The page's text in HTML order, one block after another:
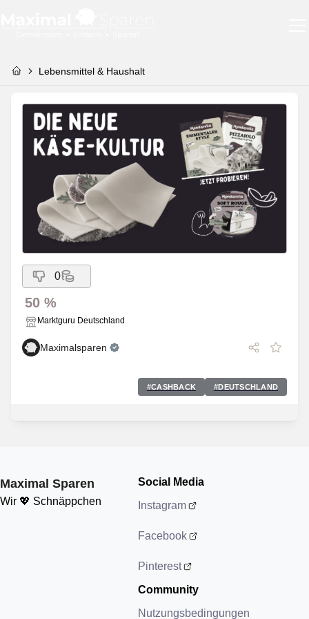
Lebensmittel & Haushalt
0
50 %
Marktguru Deutschland
Maximalsparen
#CASHBACK #DEUTSCHLAND
Maximal Sparen
Wir 💖 Schnäppchen
Social Media
Instagram
Facebook
Pinterest
Community
Nutzungsbedingungen